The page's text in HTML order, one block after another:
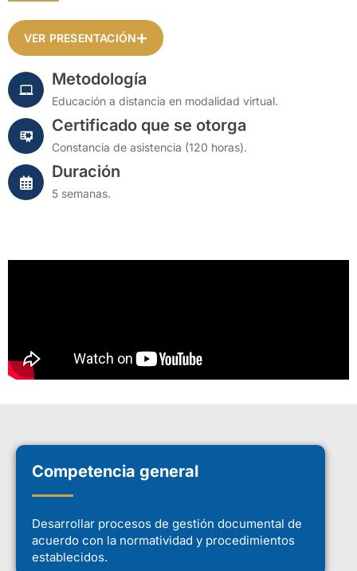
VER PRESENTACIÓN
Metodología
Educación a distancia en modalidad virtual.
Certificado que se otorga
Constancia de asistencia (120 horas).
Duración
5 semanas.
Competencia general
Desarrollar procesos de gestión documental de
acuerdo con la normatividad y procedimientos
establecidos.